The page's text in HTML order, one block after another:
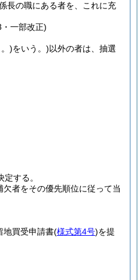
長の職にある者を、これに充
一部改正)
)をいう。)以外の者は、抽選
する。
者をその優先順位に従って当
地買受申請書(様式第4号)を提